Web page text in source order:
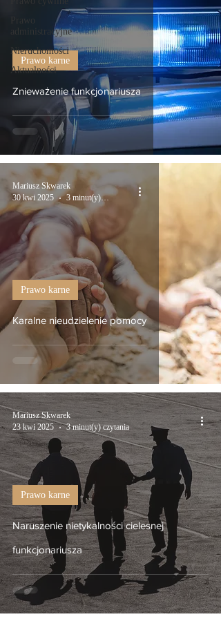
Prawo
administracyjne
Nieruchomości
Aktualności
Znieważenie funkcjonariusza
Prawo karne
Karalne nieudzielenie pomocy
Prawo karne
Mariusz Skwarek
30 kwi 2025
3 minut(y) czytania
Naruszenie nietykalności cielesnej
funkcjonariusza
Prawo karne
Mariusz Skwarek
23 kwi 2025
3 minut(y) czytania